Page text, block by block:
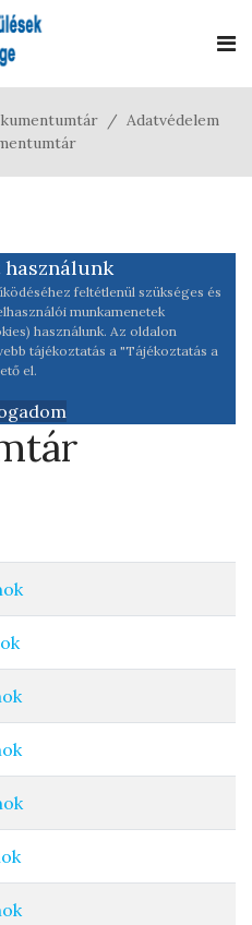
Adatvédelem
feltétlenül szükséges és
munkamenetek
használunk. Az oldalon
tájékoztatás a "Tájékoztatás a
el.